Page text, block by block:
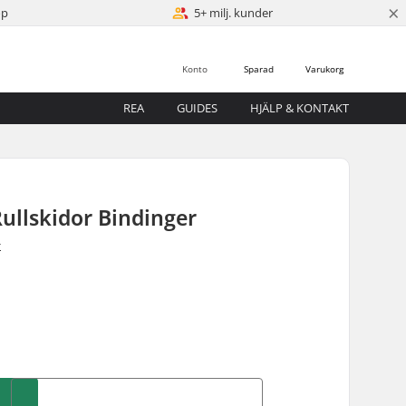
5+ milj. kunder ×
Varukorg
Sparad
Konto
REA GUIDES HJÄLP & KONTAKT
Bindinger